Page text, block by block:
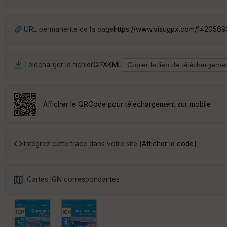
URL permanente de la pagehttps://www.visugpx.com/
Télécharger le fichierGPXKML
Afficher le QRCode pour téléchargement sur mobile
Intégrez cette trace dans votre site [Afficher le code]
Cartes IGN correspondantes